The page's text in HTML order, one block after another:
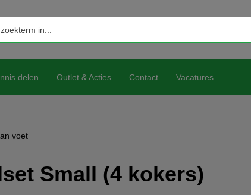
delen Outlet & Acties Contact Vacatures
voet
Small (4 kokers)